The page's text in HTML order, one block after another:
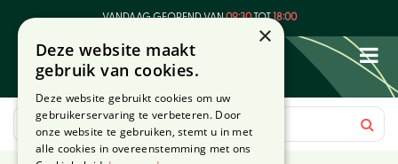
VANDAAG GEOPEND VAN09:30TOT18:00
×
Deze website maakt
gebruik van cookies.
Deze website gebruikt cookies om uw
gebruikerservaring te verbeteren. Door
onze website te gebruiken, stemt u in met
alle cookies in overeenstemming met ons